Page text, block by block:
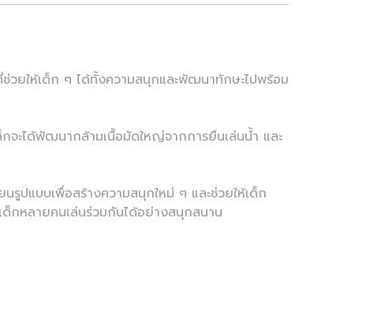
วยให้เด็ก ๆ ได้ทั้งความสนุกและพัฒนาทักษะไปพร้อม
จะได้พัฒนากล้ามเนื้อมัดใหญ่จากการยืนเล่นน้ำ และ
ปแบบเพื่อสร้างความสนุกใหม่ ๆ และช่วยให้เด็ก
ด็กหลายคนเล่นร่วมกันได้อย่างสนุกสนาน